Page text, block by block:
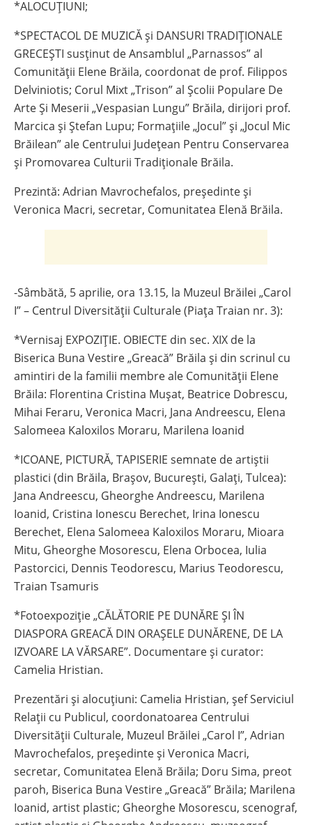
*ALOCUȚIUNI;
*SPECTACOL DE MUZICĂ şi DANSURI TRADIŢIONALE
GRECEŞTI susţinut de Ansamblul „Parnassos” al
Comunităţii Elene Brăila, coordonat de prof. Filippos
Delviniotis; Corul Mixt „Trison” al Școlii Populare De
Arte Și Meserii „Vespasian Lungu” Brăila, dirijori prof.
Marcica și Ștefan Lupu; Formațiile „Jocul” și „Jocul Mic
Brăilean” ale Centrului Județean Pentru Conservarea
și Promovarea Culturii Tradiționale Brăila.
Prezintă: Adrian Mavrochefalos, preşedinte și
Veronica Macri, secretar, Comunitatea Elenă Brăila.
-Sâmbătă, 5 aprilie, ora 13.15, la Muzeul Brăilei „Carol
I” – Centrul Diversităţii Culturale (Piața Traian nr. 3):
*Vernisaj EXPOZIȚIE. OBIECTE din sec. XIX de la
Biserica Buna Vestire „Greacă” Brăila și din scrinul cu
amintiri de la familii membre ale Comunității Elene
Brăila: Florentina Cristina Mușat, Beatrice Dobrescu,
Mihai Feraru, Veronica Macri, Jana Andreescu, Elena
Salomeea Kaloxilos Moraru, Marilena Ioanid
*ICOANE, PICTURĂ, TAPISERIE semnate de artiştii
plastici (din Brăila, Brașov, București, Galați, Tulcea):
Jana Andreescu, Gheorghe Andreescu, Marilena
Ioanid, Cristina Ionescu Berechet, Irina Ionescu
Berechet, Elena Salomeea Kaloxilos Moraru, Mioara
Mitu, Gheorghe Mosorescu, Elena Orbocea, Iulia
Pastorcici, Dennis Teodorescu, Marius Teodorescu,
Traian Tsamuris
*Fotoexpoziție „CĂLĂTORIE PE DUNĂRE ȘI ÎN
DIASPORA GREACĂ DIN ORAȘELE DUNĂRENE, DE LA
IZVOARE LA VĂRSARE”. Documentare și curator:
Camelia Hristian.
Prezentări și alocuțiuni: Camelia Hristian, şef Serviciul
Relaţii cu Publicul, coordonatoarea Centrului
Diversității Culturale, Muzeul Brăilei „Carol I”, Adrian
Mavrochefalos, preşedinte și Veronica Macri,
secretar, Comunitatea Elenă Brăila; Doru Sima, preot
paroh, Biserica Buna Vestire „Greacă” Brăila; Marilena
Ioanid, artist plastic; Gheorghe Mosorescu, scenograf,